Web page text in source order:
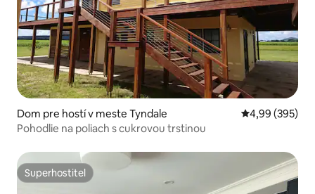
Dom pre hostí v meste Tyndale Priemerné
4,99 (395)
Pohodlie na poliach s cukrovou trstinou
Superhostiteľ
Superhostiteľ